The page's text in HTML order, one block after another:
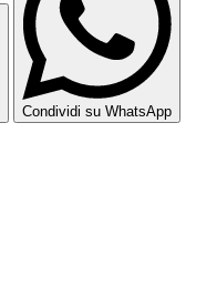
Condividi su WhatsApp